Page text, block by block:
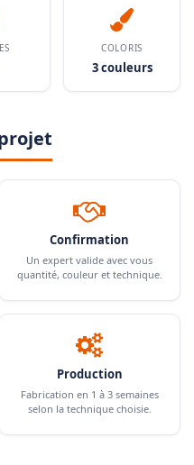
COLORIS
3 couleurs
Confirmation
Un expert valide avec vous
quantité, couleur et technique.
Production
Fabrication en 1 à 3 semaines
selon la technique choisie.